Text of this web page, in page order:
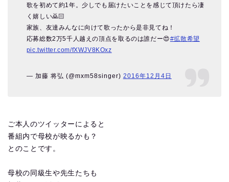
歌を初めて約1年。少しでも届けたいことを感じて頂けたら凄
く嬉しい🙇🏻
家族、友達みんなに向けて歌ったから是非見てね！
応募総数2万5千人越えの頂点を取るのは誰だー😍#拡散希望
pic.twitter.com/fXWJV8KOxz
— 加藤 将弘 (@mxm58singer) 2016年12月4日
ご本人のツイッターによると
番組内で母校が映るかも？
とのことです。
母校の同級生や先生たちも